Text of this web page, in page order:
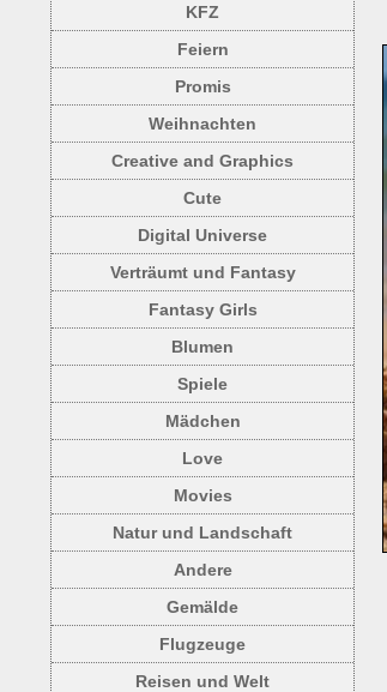
KFZ
Feiern
Promis
Weihnachten
Creative and Graphics
Cute
Digital Universe
Verträumt und Fantasy
Fantasy Girls
Blumen
Spiele
Mädchen
Love
Movies
Natur und Landschaft
Andere
Gemälde
Flugzeuge
Reisen und Welt